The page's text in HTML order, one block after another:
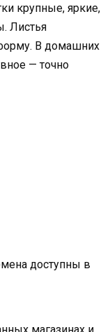
крупные, яркие,
Листья
В домашних
— точно
доступны в
магазинах и